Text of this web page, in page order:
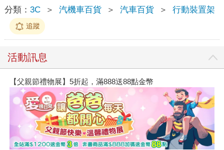
分類： 3C ＞ 汽機車百貨 ＞ 汽車百貨 ＞ 行動裝置架
追蹤
活動訊息
【父親節禮物展】5折起，滿888送88點金幣